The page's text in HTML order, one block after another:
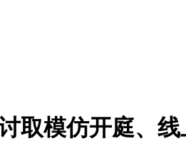
取模仿开庭、